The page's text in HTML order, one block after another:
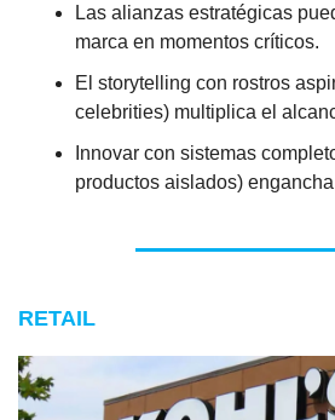
Las alianzas estratégicas
marca en momentos críticos.
El storytelling con rostros
celebrities) multiplica el
Innovar con sistemas
productos aislados)
RETAIL